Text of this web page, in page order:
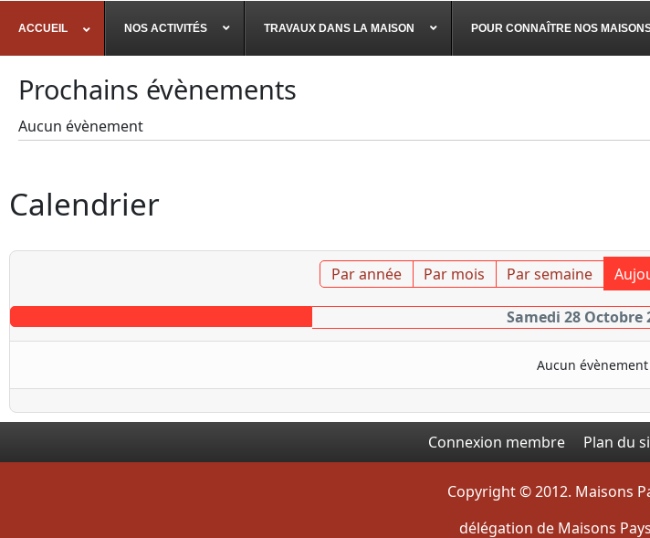
ACCUEIL NOS ACTIVITÉS TRAVAUX DANS LA MAISON POUR CONNAÎTRE NOS
Prochains évènements
Aucun évènement
Calendrier
Par année Par mois Par semaine
Samedi 28 Octobre
Aucun
Connexion membre Plan du
Copyright © 2012. Maisons
délégation de Maisons